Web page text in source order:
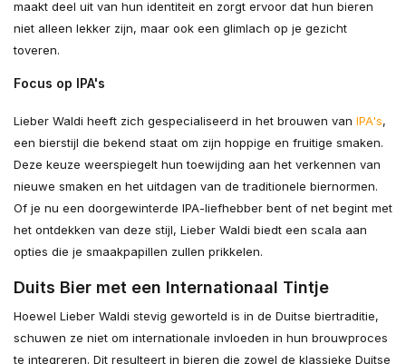
maakt deel uit van hun identiteit en zorgt ervoor dat hun bieren
niet alleen lekker zijn, maar ook een glimlach op je gezicht
toveren.
Focus op IPA's
Lieber Waldi heeft zich gespecialiseerd in het brouwen van IPA's,
een bierstijl die bekend staat om zijn hoppige en fruitige smaken.
Deze keuze weerspiegelt hun toewijding aan het verkennen van
nieuwe smaken en het uitdagen van de traditionele biernormen.
Of je nu een doorgewinterde IPA-liefhebber bent of net begint met
het ontdekken van deze stijl, Lieber Waldi biedt een scala aan
opties die je smaakpapillen zullen prikkelen.
Duits Bier met een Internationaal Tintje
Hoewel Lieber Waldi stevig geworteld is in de Duitse biertraditie,
schuwen ze niet om internationale invloeden in hun brouwproces
te integreren. Dit resulteert in bieren die zowel de klassieke Duitse